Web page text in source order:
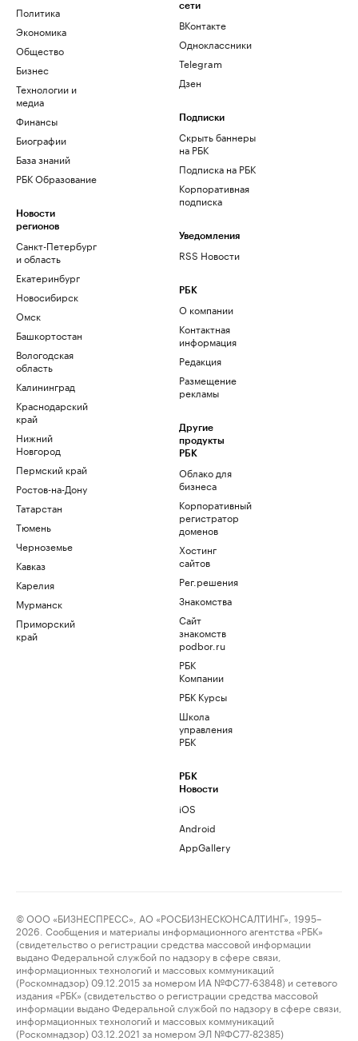
Политика
Экономика
Общество
Бизнес
Технологии и
медиа
Финансы
Биографии
База знаний
РБК Образование
Новости
регионов
Санкт-Петербург
и область
Екатеринбург
Новосибирск
Омск
Башкортостан
Вологодская
область
Калининград
Краснодарский
край
Нижний
Новгород
Пермский край
Ростов-на-Дону
Татарстан
Тюмень
Черноземье
Кавказ
Карелия
Мурманск
Приморский
край
сети
ВКонтакте
Одноклассники
Telegram
Дзен
Подписки
Скрыть баннеры
на РБК
Подписка на РБК
Корпоративная
подписка
Уведомления
RSS Новости
РБК
О компании
Контактная
информация
Редакция
Размещение
рекламы
Другие
продукты
РБК
Облако для
бизнеса
Корпоративный
регистратор
доменов
Хостинг
сайтов
Рег.решения
Знакомства
Сайт
знакомств
podbor.ru
РБК
Компании
РБК Курсы
Школа
управления
РБК
РБК
Новости
iOS
Android
AppGallery
© ООО «БИЗНЕСПРЕСС», АО «РОСБИЗНЕСКОНСАЛТИНГ», 1995–
2026. Сообщения и материалы информационного агентства «РБК»
(свидетельство о регистрации средства массовой информации
выдано Федеральной службой по надзору в сфере связи,
информационных технологий и массовых коммуникаций
(Роскомнадзор) 09.12.2015 за номером ИА №ФС77-63848) и сетевого
издания «РБК» (свидетельство о регистрации средства массовой
информации выдано Федеральной службой по надзору в сфере связи,
информационных технологий и массовых коммуникаций
(Роскомнадзор) 03.12.2021 за номером ЭЛ №ФС77-82385)